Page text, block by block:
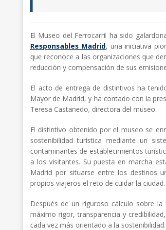
El Museo del Ferrocarril ha sido
Responsables Madrid, una iniciativa
que reconoce a las organizaciones que
reducción y compensación de sus
El acto de entrega de distintivos ha
Mayor de Madrid, y ha contado con la
Teresa Castanedo, directora del museo.
El distintivo obtenido por el museo se
sostenibilidad turística mediante un
contaminantes de establecimientos
a los visitantes. Su puesta en marcha
Madrid por situarse entre los destinos
propios viajeros el reto de cuidar la ciudad.
Después de un riguroso cálculo sobre
máximo rigor, transparencia y
cada vez más orientado a la sostenibilidad.